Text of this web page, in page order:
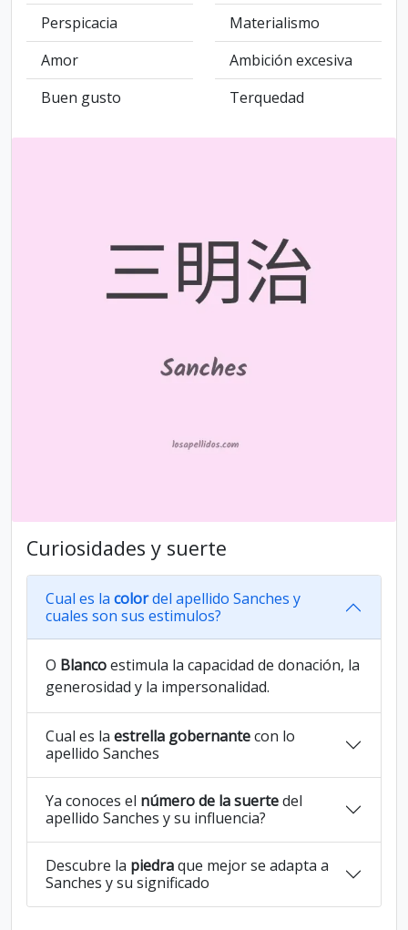
Perspicacia
Amor
Buen gusto
Materialismo
Ambición excesiva
Terquedad
Curiosidades y suerte
Cual es la colordel apellido Sanches y
cuales son sus estimulos?
O Blancoestimula la capacidad de donación, la
generosidad y la impersonalidad.
Cual es la estrella gobernantecon lo
apellido Sanches
Ya conoces el número de la suertedel
apellido Sanches y su influencia?
Descubre la piedraque mejor se adapta a
Sanches y su significado